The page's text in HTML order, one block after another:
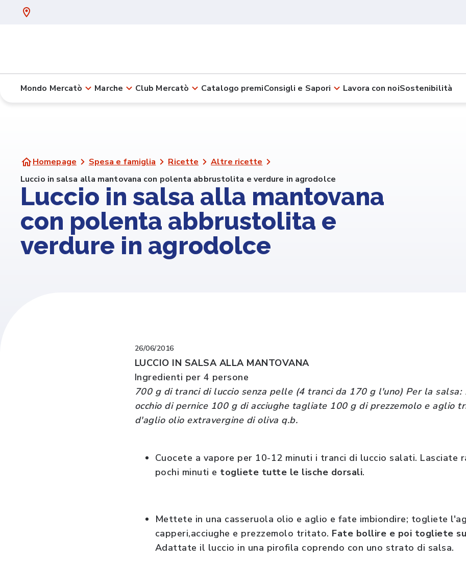
Mondo Mercatò Marche Club Mercatò Catalogo premiConsigli e Sapori Lavora con noiSostenibilità
Homepage Spesa e famiglia Ricette
Altre ricette
Luccio in salsa alla mantovana con polenta abbrustolita e verdure in agrodolce
Luccio in salsa alla mantovana
con polenta abbrustolita e
verdure in agrodolce
26/06/2016
LUCCIO IN SALSA ALLA MANTOVANA
Ingredienti per 4 persone
700 g di tranci di luccio senza pelle (4 tranci da 170 g l'uno) Per la salsa:
occhio di pernice 100 g di acciughe tagliate 100 g di prezzemolo e aglio
d'aglio olio extravergine di oliva q.b.
Cuocete a vapore per 10-12 minuti i tranci di luccio salati. Lasciate
pochi minuti e togliete tutte le lische dorsali.
Mettete in una casseruola olio e aglio e fate imbiondire; togliete
capperi,acciughe e prezzemolo tritato. Fate bollire e poi togliete
Adattate il luccio in una pirofila coprendo con uno strato di salsa.